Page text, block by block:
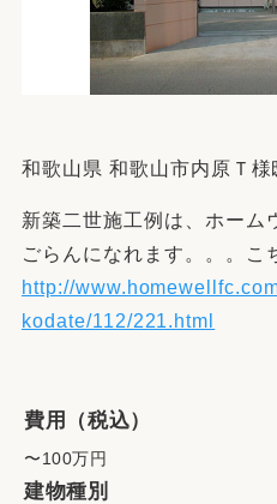
和歌山県 和歌山市内原Ｔ
新築二世施工例は、ホーム
ごらんになれます。。。こ
http://
kodate/112/221.html
費用（税込）
〜100万円
建物種別